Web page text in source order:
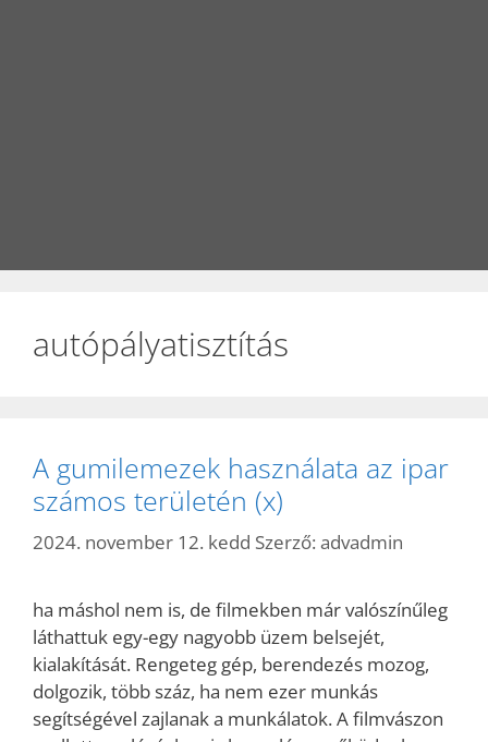
autópályatisztítás
A gumilemezek használata az ipar
számos területén (x)
2024. november 12. kedd Szerző: advadmin
ha máshol nem is, de filmekben már valószínűleg
láthattuk egy-egy nagyobb üzem belsejét,
kialakítását. Rengeteg gép, berendezés mozog,
dolgozik, több száz, ha nem ezer munkás
segítségével zajlanak a munkálatok. A filmvászon